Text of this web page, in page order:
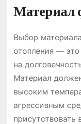
Материал
Выбор
отопления ―
на
Материал
высоким
агрессивным
присутствовать